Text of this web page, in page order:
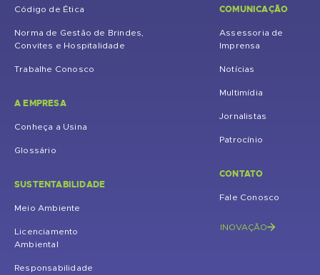
Código de Ética
Norma de Gestão de Brindes,
Convites e Hospitalidade
Trabalhe Conosco
A EMPRESA
Conheça a Usina
Glossário
SUSTENTABILIDADE
Meio Ambiente
Licenciamento
Ambiental
Responsabilidade
COMUNICAÇÃO
Assessoria de
Imprensa
Notícias
Multimídia
Jornalistas
Patrocínio
CONTATO
Fale Conosco
INOVAÇÃO